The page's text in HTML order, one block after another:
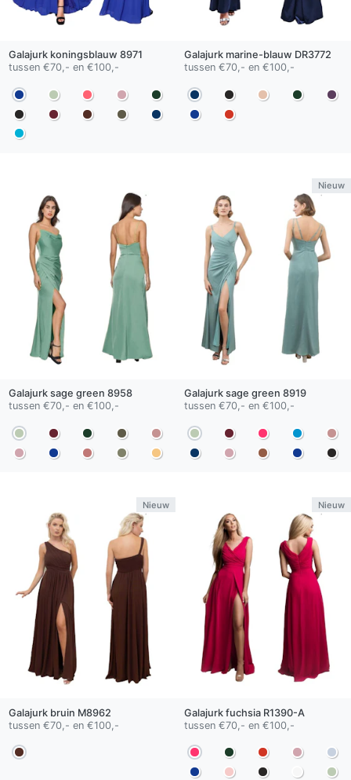
Galajurk koningsblauw 8971
tussen €70,- en €100,-
Galajurk marine-blauw DR3772
tussen €70,- en €100,-
Galajurk sage green 8958
tussen €70,- en €100,-
Nieuw
Galajurk sage green 8919
tussen €70,- en €100,-
Nieuw
Galajurk bruin M8962
tussen €70,- en €100,-
Nieuw
Galajurk fuchsiaR1390-A
tussen €70,- en €100,-